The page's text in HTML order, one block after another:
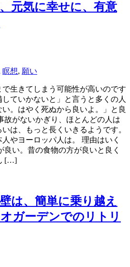
元気に幸せに、有意
瞑想, 願い
で生きてしまう可能性が高いのです
ていかないと」と言うと多くの人
。はやく死ぬから良いよ。」と良
故がないかぎり、ほとんどの人は
は、もっと長くいきるようです。
やヨーロッパ人は。 理由はいく
い。昔の食物の方が良いと良く
[…]
は、簡単に乗り越え
ガーデンでのリトリ